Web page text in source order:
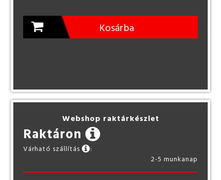
Kosárba
Webshop raktárkészlet
Raktáron
Várható szállítás
:
2-5 munkanap